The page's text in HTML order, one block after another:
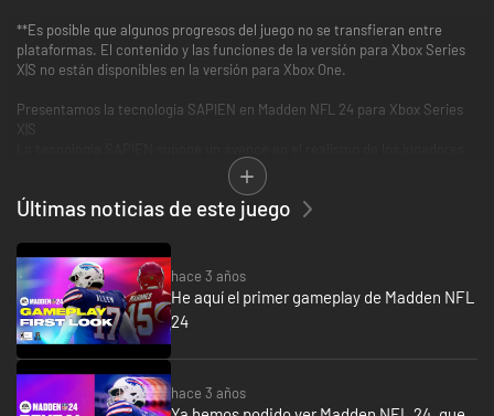
**Es posible que algunos progresos del juego no se transfieran entre
plataformas. El contenido y las funciones de la versión para Xbox Series
X|S no están disponibles en la versión para Xbox One.
Presentamos la tecnología SAPIEN en Madden NFL 24 para Xbox Series
X|S
de la NFL, con más variedad y definición corporal del físico de los
deportistas para producir movimientos realistas.
La nueva versión de FieldSENSE proporciona una base de jugabilidad
mejorada en Xbox Series X|S que te da más control y realismo sin
importar de qué forma juegues.
Jugabilidad
Mejoras de la IA (solo Xbox Series X|S)
Una IA más inteligente permite reacciones más fluidas y realistas a las
jugadas que pides.
Últimas noticias de este juego
hace 3 años
He aquí el primer gameplay de Madden NFL
24
hace 3 años